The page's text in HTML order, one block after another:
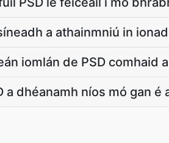
a athainmniú in
iomlán de PSD comhaid
a dhéanamh níos mó gan é